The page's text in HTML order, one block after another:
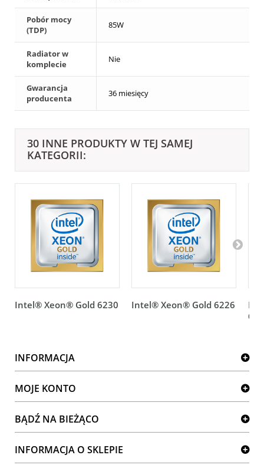
Pobór mocy
(TDP)
85W
Radiator w
komplecie
Nie
Gwarancja
producenta
36 miesięcy
30 INNE PRODUKTY W TEJ SAMEJ
KATEGORII:
Intel® Xeon® Gold 6230 Intel® Xeon® Gold 6226
INFORMACJA
MOJE KONTO
BĄDŹ NA BIEŻĄCO
INFORMACJA O SKLEPIE